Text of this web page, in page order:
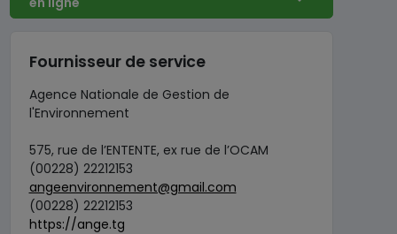
Fournisseur de service
Agence Nationale de Gestion de
l'Environnement
575, rue de l’ENTENTE, ex rue de l’OCAM
(00228) 22212153
angeenvironnement@gmail.com
(00228) 22212153
https://ange.tg